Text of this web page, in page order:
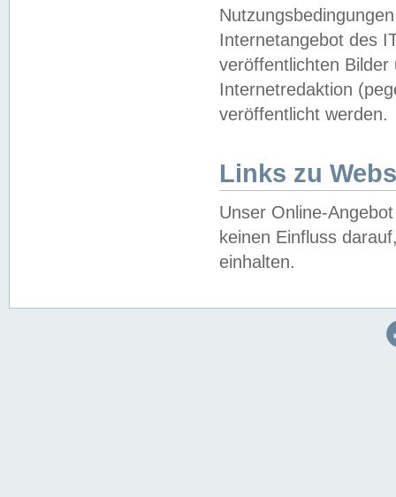
Internetangebot des
veröffentlichten
Internetredaktion
veröffentlicht werden.
Links zu
Unser Online-
keinen Einfluss
einhalten.